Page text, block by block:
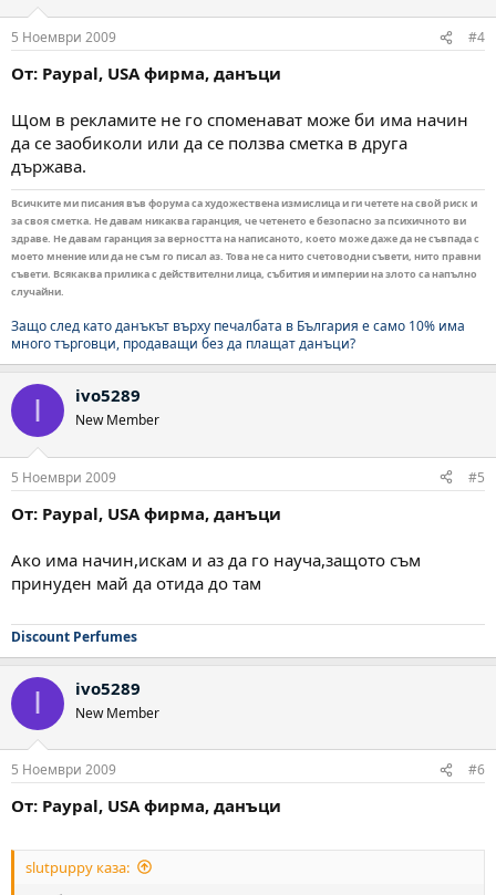
5 Ноември 2009 #4
От: Paypal, USA фирма, данъци
Щом в рекламите не го споменават може би има начин
да се заобиколи или да се ползва сметка в друга
държава.
Всичките ми писания във форума са художествена измислица и ги четете на свой риск и
за своя сметка. Не давам никаква гаранция, че четенето е безопасно за психичното ви
здраве. Не давам гаранция за верността на написаното, което може даже да не съвпада с
моето мнение или да не съм го писал аз. Това не са нито счетоводни съвети, нито правни
съвети. Всякаква прилика с действителни лица, събития и империи на злото са напълно
случайни.
Защо след като данъкът върху печалбата в България е само 10% има
много търговци, продаващи без да плащат данъци?
I ivo5289
New Member
5 Ноември 2009 #5
От: Paypal, USA фирма, данъци
Ако има начин,искам и аз да го науча,защото съм
принуден май да отида до там
Discount Perfumes
I ivo5289
New Member
5 Ноември 2009 #6
От: Paypal, USA фирма, данъци
slutpuppy каза: